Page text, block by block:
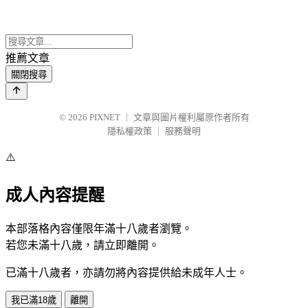
推薦文章
關閉搜尋
© 2026 PIXNET
文章與圖片權利屬原作者所有
隱私權政策
服務聲明
⚠️
成人內容提醒
本部落格內容僅限年滿十八歲者瀏覽。
若您未滿十八歲，請立即離開。
已滿十八歲者，亦請勿將內容提供給未成年人士。
我已滿18歲 離開